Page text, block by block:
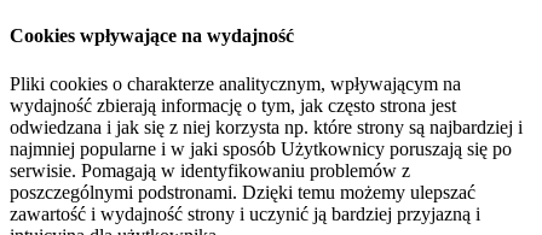
Cookies wpływające na wydajność
Pliki cookies o charakterze analitycznym, wpływającym na
wydajność zbierają informację o tym, jak często strona jest
odwiedzana i jak się z niej korzysta np. które strony są najbardziej i
najmniej popularne i w jaki sposób Użytkownicy poruszają się po
serwisie. Pomagają w identyfikowaniu problemów z
poszczególnymi podstronami. Dzięki temu możemy ulepszać
zawartość i wydajność strony i uczynić ją bardziej przyjazną i